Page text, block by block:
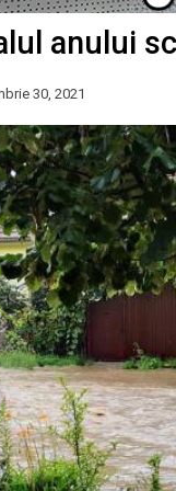
anului
30, 2021